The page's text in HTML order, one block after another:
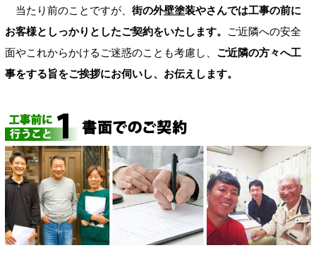
当たり前のことですが、 街の外壁塗装やさんでは工事の前に
お客様としっかりとしたご契約をいたします。
ご近隣への安全
面やこれからかけるご迷惑のことも考慮し、 ご近隣の方々へ工
事をする旨をご挨拶にお伺いし、お伝えします。